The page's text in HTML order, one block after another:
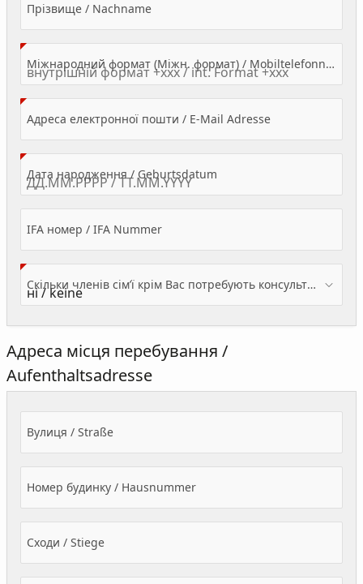
Прізвище / Nachname(Value Required)
Міжнародний формат (Міжн. формат) / Mobiltelefonnummer
Адреса електронної пошти / E-Mail Adresse(Value Required)
Дата народження / Geburtsdatum
IFA номер / IFA Nummer
Скільки членів сім’ї крім Вас потребують консультації? / Wieviele Familienmitglieder brauchen Beratung - zusätzlich zu Ihnen?
Адреса місця перебування /
Aufenthaltsadresse
Вулиця / Straße
Номер будинку / Hausnummer
Сходи / Stiege